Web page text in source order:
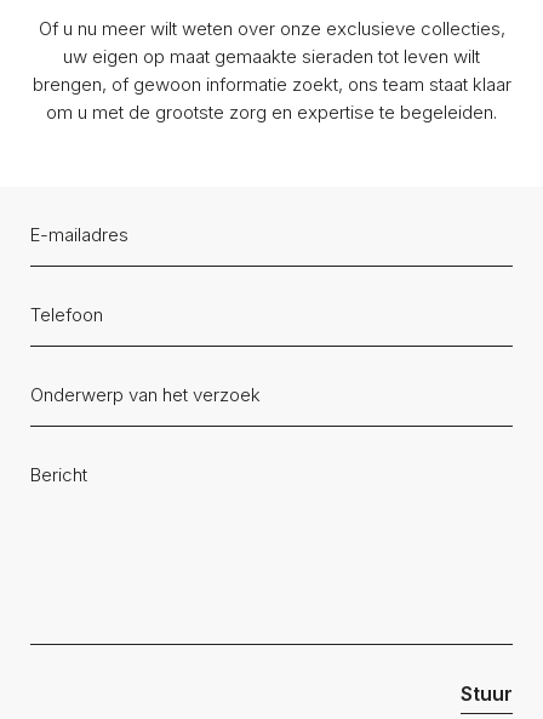
Of u nu meer wilt weten over onze exclusieve collecties,
uw eigen op maat gemaakte sieraden tot leven wilt
brengen, of gewoon informatie zoekt, ons team staat klaar
om u met de grootste zorg en expertise te begeleiden.